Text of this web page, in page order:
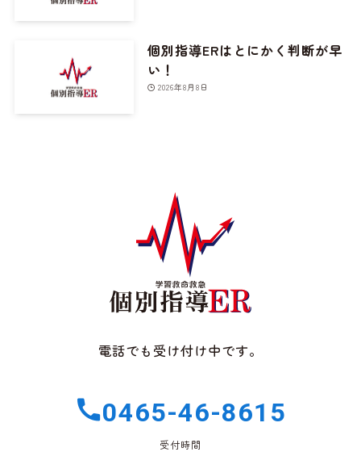
個別指導ERはとにかく判断が早
い！
2026年8月8日
電話でも受け付け中です。
0465-46-8615
受付時間